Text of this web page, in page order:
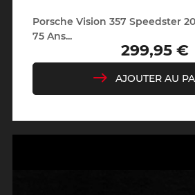
Porsche Vision 357 Speedster
75 Ans...
Prix
299,95 €
AJOUTER AU